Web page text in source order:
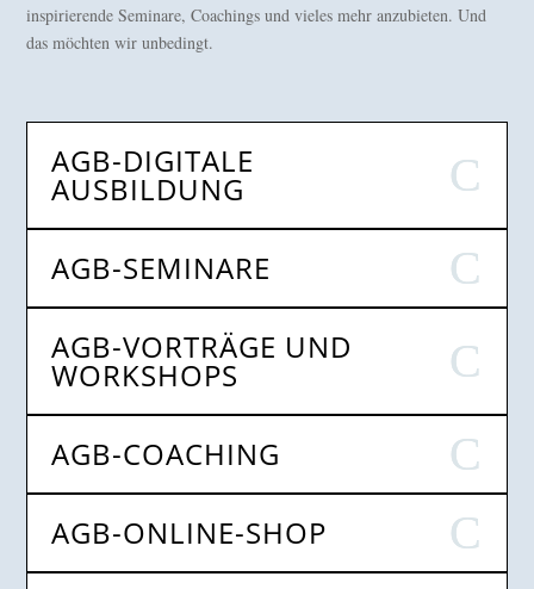
inspirierende Seminare, Coachings und vieles mehr anzubieten. Und
das möchten wir unbedingt.
AGB-DIGITALE
AUSBILDUNG
AGB-SEMINARE
AGB-VORTRÄGE UND
WORKSHOPS
AGB-COACHING
AGB-ONLINE-SHOP